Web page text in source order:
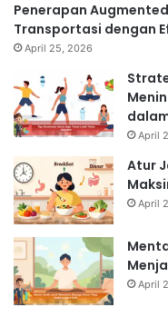
Penerapan
Transportasi dengan
April 25, 2026
April
Atur
April
April